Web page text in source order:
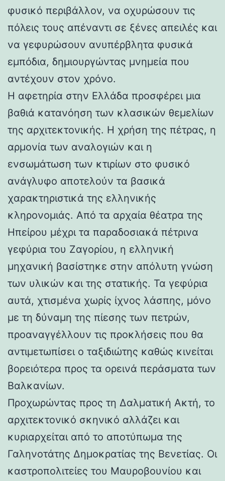
φυσικό περιβάλλον, να οχυρώσουν τις
πόλεις τους απέναντι σε ξένες απειλές και
να γεφυρώσουν ανυπέρβλητα φυσικά
εμπόδια, δημιουργώντας μνημεία που
αντέχουν στον χρόνο.
Η αφετηρία στην Ελλάδα προσφέρει μια
βαθιά κατανόηση των κλασικών θεμελίων
της αρχιτεκτονικής. Η χρήση της πέτρας, η
αρμονία των αναλογιών και η
ενσωμάτωση των κτιρίων στο φυσικό
ανάγλυφο αποτελούν τα βασικά
χαρακτηριστικά της ελληνικής
κληρονομιάς. Από τα αρχαία θέατρα της
Ηπείρου μέχρι τα παραδοσιακά πέτρινα
γεφύρια του Ζαγορίου, η ελληνική
μηχανική βασίστηκε στην απόλυτη γνώση
των υλικών και της στατικής. Τα γεφύρια
αυτά, χτισμένα χωρίς ίχνος λάσπης, μόνο
με τη δύναμη της πίεσης των πετρών,
προαναγγέλλουν τις προκλήσεις που θα
αντιμετωπίσει ο ταξιδιώτης καθώς κινείται
βορειότερα προς τα ορεινά περάσματα των
Βαλκανίων.
Προχωρώντας προς τη Δαλματική Ακτή, το
αρχιτεκτονικό σκηνικό αλλάζει και
κυριαρχείται από το αποτύπωμα της
Γαληνοτάτης Δημοκρατίας της Βενετίας. Οι
καστροπολιτείες του Μαυροβουνίου και